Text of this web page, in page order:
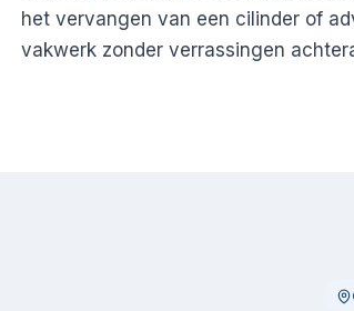
het vervangen van een cilinder of
vakwerk zonder verrassingen